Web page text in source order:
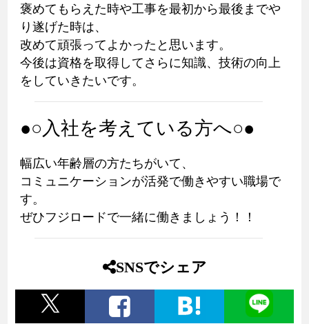
褒めてもらえた時や工事を最初から最後までや
り遂げた時は、
改めて頑張ってよかったと思います。
今後は資格を取得してさらに知識、技術の向上
をしていきたいです。
●○入社を考えている方へ○●
幅広い年齢層の方たちがいて、
コミュニケーションが活発で働きやすい職場で
す。
ぜひフジロードで一緒に働きましょう！！
SNSでシェア